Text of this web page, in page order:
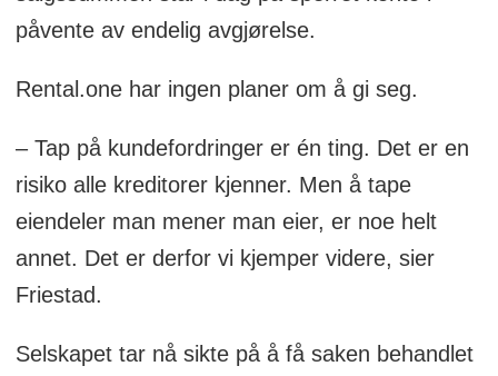
påvente av endelig avgjørelse.
Rental.one har ingen planer om å gi seg.
– Tap på kundefordringer er én ting. Det er en
risiko alle kreditorer kjenner. Men å tape
eiendeler man mener man eier, er noe helt
annet. Det er derfor vi kjemper videre, sier
Friestad.
Selskapet tar nå sikte på å få saken behandlet